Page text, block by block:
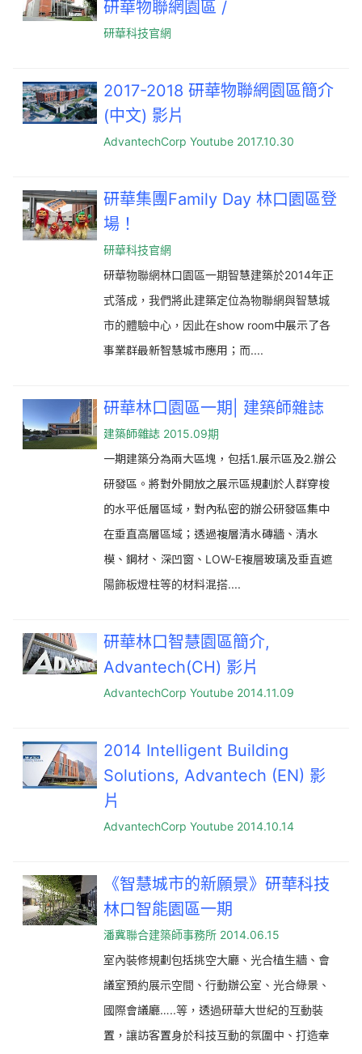
研華物聯網園區 /
研華科技官網
2017-2018 研華物聯網園區簡介
(中文) 影片
AdvantechCorp Youtube 2017.10.30
研華集團Family Day 林口園區登
場！
研華科技官網
研華物聯網林口園區一期智慧建築於2014年正
式落成，我們將此建築定位為物聯網與智慧城
市的體驗中心，因此在show room中展示了各
事業群最新智慧城市應用；而....
研華林口園區一期| 建築師雜誌
建築師雜誌 2015.09期
一期建築分為兩大區塊，包括1.展示區及2.辦公
研發區。將對外開放之展示區規劃於人群穿梭
的水平低層區域，對內私密的辦公研發區集中
在垂直高層區域；透過複層清水磚牆、清水
模、鋼材、深凹窗、LOW-E複層玻璃及垂直遮
陽飾板燈柱等的材料混搭....
研華林口智慧園區簡介,
Advantech(CH) 影片
AdvantechCorp Youtube 2014.11.09
2014 Intelligent Building
Solutions, Advantech (EN) 影
片
AdvantechCorp Youtube 2014.10.14
《智慧城市的新願景》研華科技
林口智能園區一期
潘冀聯合建築師事務所 2014.06.15
室內裝修規劃包括挑空大廳、光合植生牆、會
議室預約展示空間、行動辦公室、光合綠景、
國際會議廳…..等，透過研華大世紀的互動裝
置，讓訪客置身於科技互動的氛圍中、打造幸